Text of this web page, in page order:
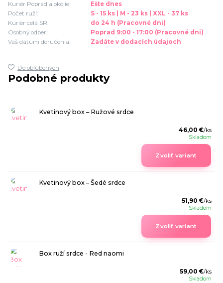
Kuriér Poprad a okolie:
Ešte dnes
Počet ruží:
S - 15 ks | M - 23 ks | XXL - 37 ks
Kuriér celá SR:
do 24 h (Pracovné dni)
Osobný odber:
Poprad 9:00 - 17:00 (Pracovné dni)
Váš dátum doručenia:
Zadáte v dodacích údajoch
Do obľúbených
Podobné produkty
Kvetinový box – Ružové srdce
46,00 €/ks
Skladom
Zvoliť variant
Kvetinový box – Šedé srdce
51,90 €/ks
Skladom
Zvoliť variant
Box ruží srdce - Red naomi
59,00 €/ks
Skladom